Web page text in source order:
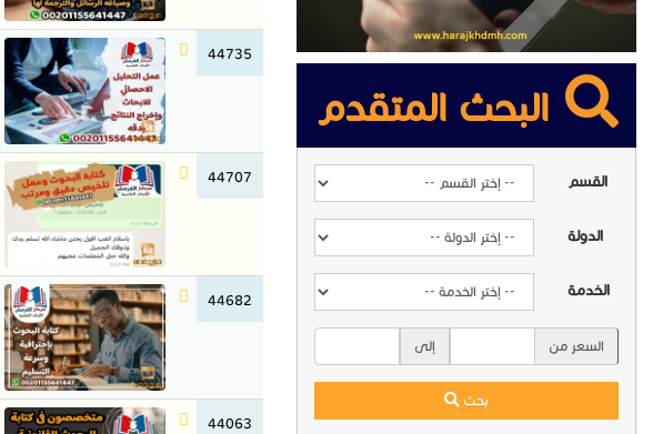
البحث المتقدم
القسم
الدولة
الخدمة
السعر من إلى
بحث
44735
44707
44682
44063